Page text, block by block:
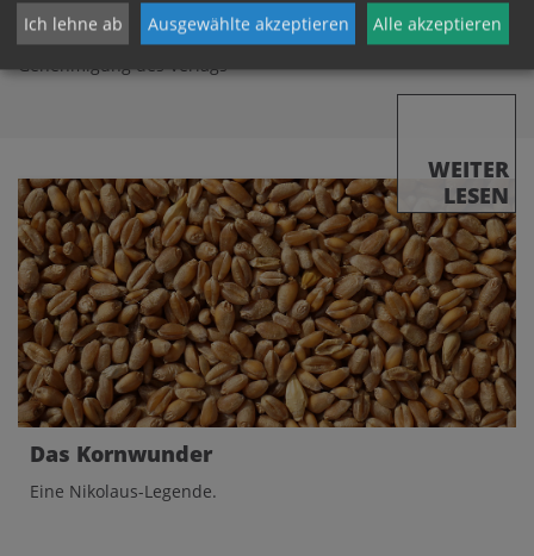
Freiburg im Breisgau 2018.
Verwendung auf dieser Internetseite mit freundlicher
Genehmigung des Verlags
WEITER
LESEN
Das Kornwunder
Eine Nikolaus-Legende.
Ich lehne ab Ausgewählte akzeptieren Alle akzeptieren